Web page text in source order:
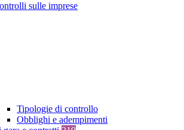
sulle imprese
Tipologie di controllo
Obblighi e adempimenti